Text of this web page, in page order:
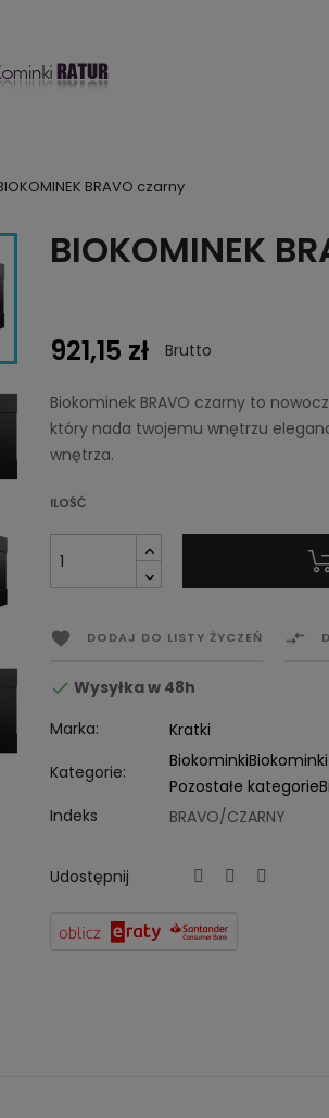
BRAVO czarny
BIOKOMINEK
921,15 zł Brutto
Biokominek BRAVO czarny to
który nada twojemu wnętrzu
wnętrza.
ILOŚĆ
 DODAJ DO LISTY ŻYCZEŃ 
 Wysyłka w 48h
Marka:
Kratki
Kategorie:
Biokominki
Pozostałe kategorie
Indeks
BRAVO/CZARNY
Udostępnij